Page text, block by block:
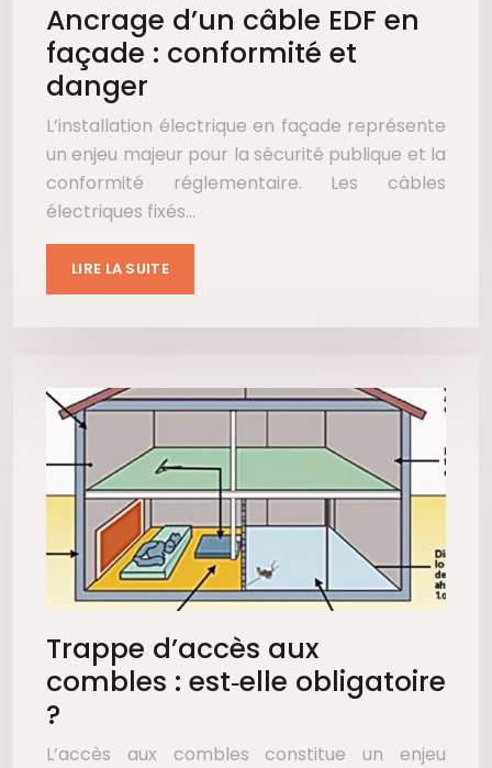
Ancrage d’un câble EDF en
façade : conformité et
danger
L’installation électrique en façade représente
un enjeu majeur pour la sécurité publique et la
conformité réglementaire. Les câbles
électriques fixés…
LIRE LA SUITE
Trappe d’accès aux
combles : est‑elle obligatoire
?
L’accès aux combles constitue un enjeu